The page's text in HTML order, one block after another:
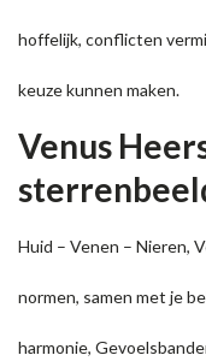
hoffelijk, conflicten
keuze kunnen maken.
Venus
Huid – Venen – Nieren,
normen, samen met je
harmonie,